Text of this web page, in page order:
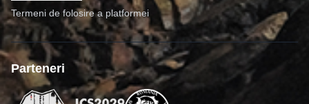
Termeni de folosire a platformei
Parteneri